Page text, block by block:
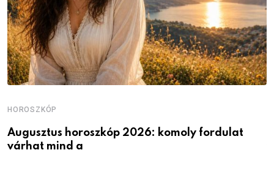
HOROSZKÓP
Augusztus horoszkóp 2026: komoly fordulat
várhat mind a